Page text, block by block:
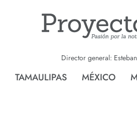
Director general:
TAMAULIPAS MÉXICO